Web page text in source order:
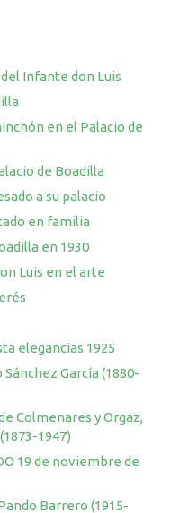
Infante don Luis
en el Palacio de
de Boadilla
a su palacio
en familia
en 1930
Luis en el arte
elegancias 1925
García (1880-
Colmenares y Orgaz,
1947)
19 de noviembre de
Barrero (1915-